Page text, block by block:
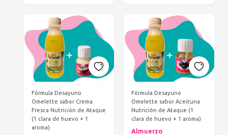
Fórmula Desayuno
Omelette sabor Crema
Fresca Nutrición de Ataque
(1 clara de huevo + 1
aroma)
Fórmula Desayuno
Omelette sabor Aceituna
Nutrición de Ataque (1
clara de huevo + 1 aroma)
Almuerzo